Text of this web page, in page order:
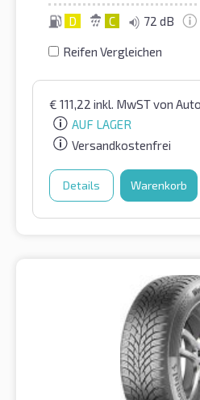
D C 72 dB
Reifen Vergleichen
€ 111,22 inkl. MwSTvon
AUF LAGER
Versandkostenfrei
Details Warenkorb